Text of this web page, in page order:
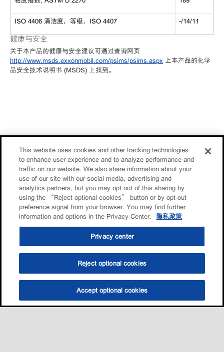
选油助手 查找门店
ISO 4406 清洁度，等级，ISO 4407 -/14/11
健康与安全
关于本产品的健康与安全建议可通过查询网页
http://www.msds.exxonmobil.com/psims/psims.aspx 上本产品的化学
品安全技术说明书 (MSDS) 上找到。
This website uses cookies and other tracking technologies
to enhance user experience and to analyze performance and
traffic on our website. We also share information about your
use of our site with our social media, advertising and
analytics partners, but you may opt out of this sharing by
using the “Reject optional cookies” button or by opt-out
preference signal from your browser. You may find further
information and options in the Privacy Center.
隐私政策
Privacy center
Reject optional cookies
Accept optional cookies